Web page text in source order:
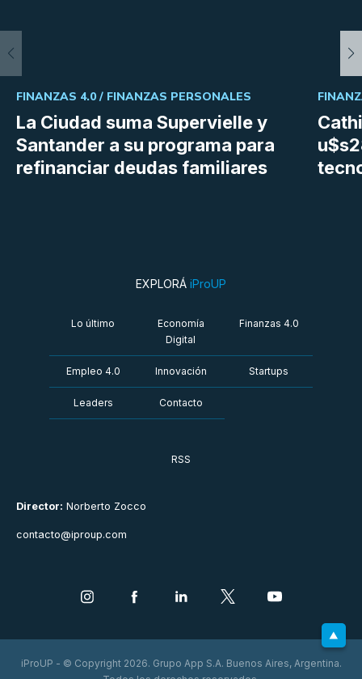
La Ciudad suma Supervielle y
Santander a su programa para
refinanciar deudas familiares
FINANZAS 4.0 / FINANZAS PERSONALES
Director: Norberto Zocco
contacto@iproup.com
EXPLORÁ iProUP
Lo último
Economía
Digital
Finanzas 4.0
Empleo 4.0 Innovación Startups
Leaders Contacto
RSS
iProUP - © Copyright 2026. Grupo App S.A. Buenos Aires, Argentina.